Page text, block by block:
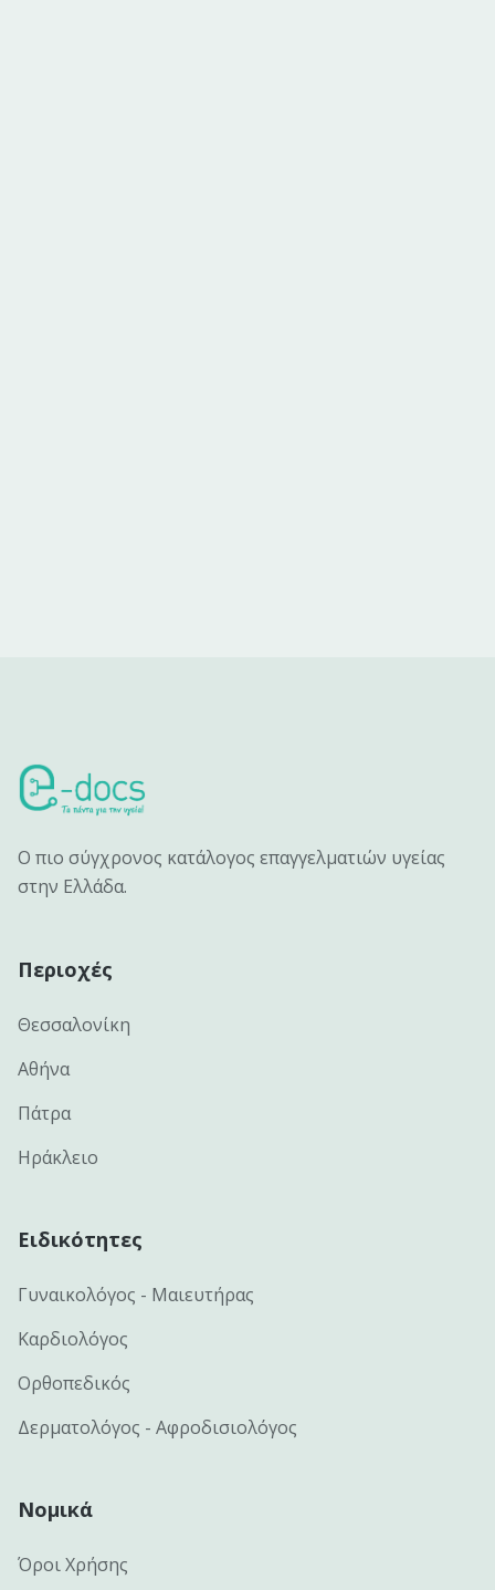
Ο πιο σύγχρονος κατάλογος επαγγελματιών υγείας
στην Ελλάδα.
Περιοχές
Θεσσαλονίκη
Αθήνα
Πάτρα
Ηράκλειο
Ειδικότητες
Γυναικολόγος - Μαιευτήρας
Καρδιολόγος
Ορθοπεδικός
Δερματολόγος - Αφροδισιολόγος
Νομικά
Όροι Χρήσης